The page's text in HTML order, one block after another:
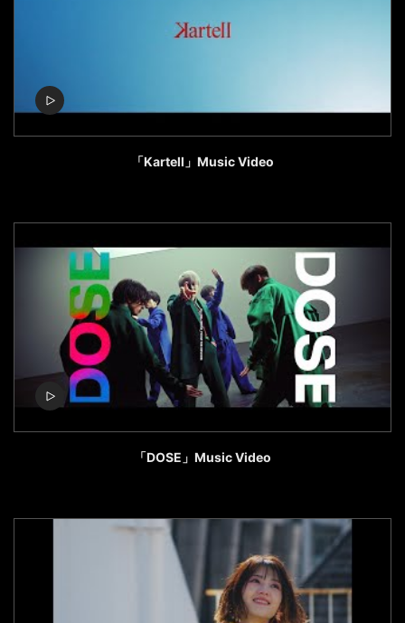
「Kartell」Music Video
「DOSE」Music Video